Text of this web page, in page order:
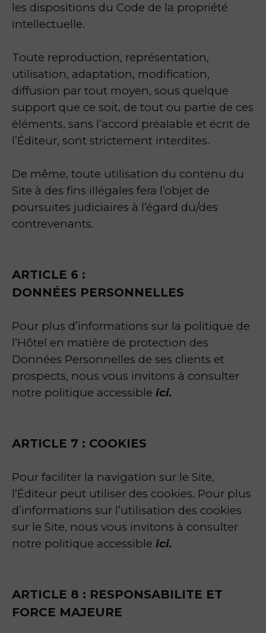
les dispositions du Code de la propriété
intellectuelle.
Toute reproduction, représentation,
utilisation, adaptation, modification,
diffusion par tout moyen, sous quelque
support que ce soit, de tout ou partie de ces
éléments, sans l’accord préalable et écrit de
l’Éditeur, sont strictement interdites.
De même, toute utilisation du contenu du
Site à des fins illégales fera l’objet de
poursuites judiciaires à l’égard du/des
contrevenants.
ARTICLE 6 :
DONNÉES PERSONNELLES
Pour plus d’informations sur la politique de
l’Hôtel en matière de protection des
Données Personnelles de ses clients et
prospects, nous vous invitons à consulter
notre politique accessible ici.
ARTICLE 7 : COOKIES
Pour faciliter la navigation sur le Site,
l’Éditeur peut utiliser des cookies. Pour plus
d’informations sur l’utilisation des cookies
sur le Site, nous vous invitons à consulter
notre politique accessible ici.
ARTICLE 8 : RESPONSABILITE ET
FORCE MAJEURE